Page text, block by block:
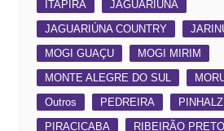
ITAPIRA
JAGUARIÚNA
JAGUARIÚNA COUNTRY
MOGI GUAÇU
MOGI MIRIM
MONTE ALEGRE DO SUL
Outros
PEDREIRA
PIRACICABA
RIBEIRÃO PRETO